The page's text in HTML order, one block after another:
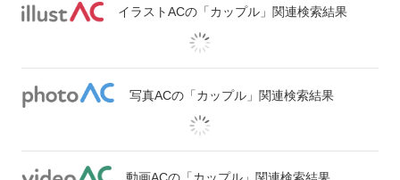
イラストACの「カップル」関連検索結果
写真ACの「カップル」関連検索結果